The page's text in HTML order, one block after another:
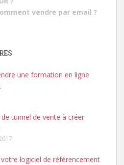
vendre par email ?
une formation en ligne
tunnel de vente à créer
votre logiciel de référencement